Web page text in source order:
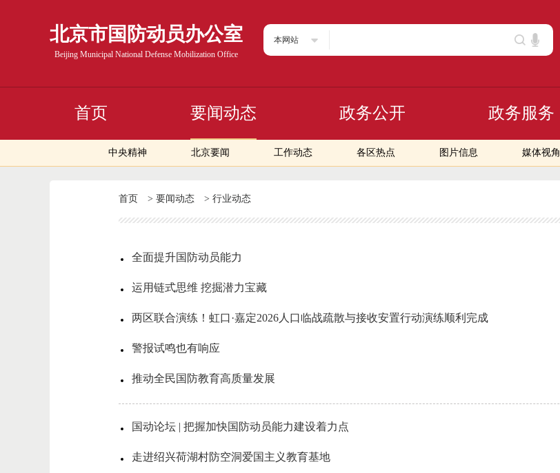
北京市国防动员办公室
Beijing Municipal National Defense Mobilization Office
本网站
首页 要闻动态
中央精神 北京要闻 工作动态 各区热点 图片信息 媒体视角
政务公开 政务服务
首页 > 要闻动态 > 行业动态
全面提升国防动员能力
运用链式思维 挖掘潜力宝藏
两区联合演练！虹口·嘉定2026人口临战疏散与接收安置行动演练顺利完成
警报试鸣也有响应
推动全民国防教育高质量发展
国动论坛 | 把握加快国防动员能力建设着力点
走进绍兴荷湖村防空洞爱国主义教育基地